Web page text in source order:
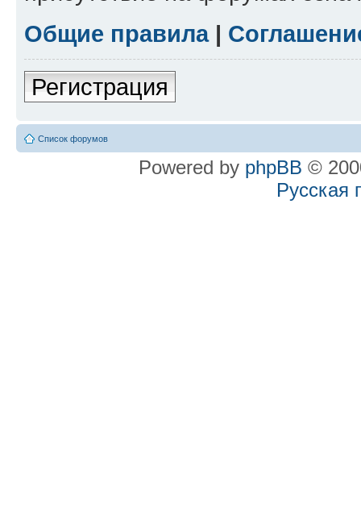
Общие правила|
Регистрация
Список форумов
Powered by phpBB ©
Русская